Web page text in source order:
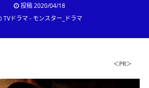
投稿2020/04/18
TVドラマ - モンスター_ドラマ
＜PR＞